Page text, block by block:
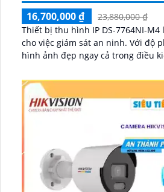
16,700,000 ₫
23,880,000 ₫
Thiết bị thu hình IP DS-7764NI-
cho việc giám sát an ninh. Với độ phân giải sắc nét,
hình ảnh đẹp ngay cả trong điều